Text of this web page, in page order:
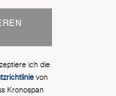
ich die
von
Kronospan